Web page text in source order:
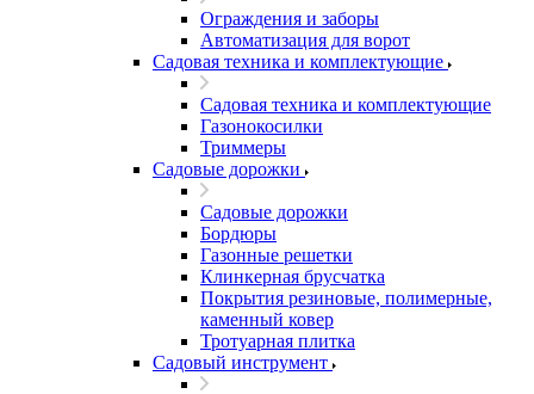
Ограждения и заборы
Автоматизация для ворот
Садовая техника и комплектующие
Садовая техника и комплектующие
Газонокосилки
Триммеры
Садовые дорожки
Садовые дорожки
Бордюры
Газонные решетки
Клинкерная брусчатка
Покрытия резиновые, полимерные,
каменный ковер
Тротуарная плитка
Садовый инструмент